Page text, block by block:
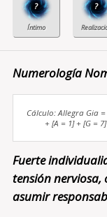
? ?
Numerología
Cálculo: Allegra Gia =
+ [A = 1] + [G =
Fuerte
tensión
asumir